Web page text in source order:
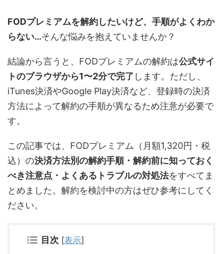
FODプレミアムを解約したいけど、手順がよくわか
らない…そんな悩みを抱えていませんか？
結論から言うと、FODプレミアムの解約は公式サイ
トのブラウザから1〜2分で完了 します。ただし、
iTunes決済やGoogle Play決済など、登録時の決済
方法によって解約の手順が異なるため注意が必要で
す。
この記事では、FODプレミアム（月額1,320円・税
込）の決済方法別の解約手順・解約前に知っておく
べき注意点・よくあるトラブルの対処法をすべてま
とめました。解約を検討中の方はぜひ参考にしてく
ださい。
目次 [表示]